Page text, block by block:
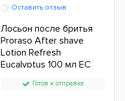
Оставить отзыв
Лосьон после бритья
Proraso After shave
Lotion Refresh
Eucalyptus 100 мл ЕС
Готов к отправке